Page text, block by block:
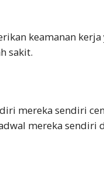
keamanan
sakit.
mereka sendiri
mereka sendiri